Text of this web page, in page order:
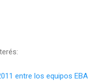
entre los equipos EBA